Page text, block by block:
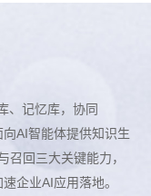
、记忆库，协同
AI智能体提供知识生
召回三大关键能力，
企业AI应用落地。